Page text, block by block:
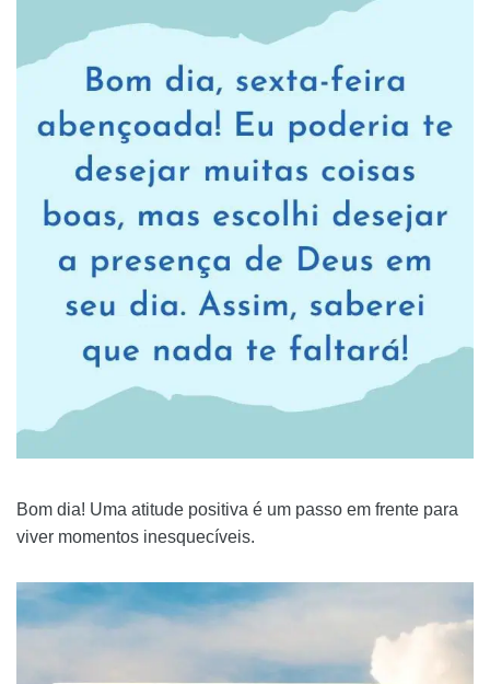
Bom dia! Uma atitude positiva é um passo em frente para
viver momentos inesquecíveis.